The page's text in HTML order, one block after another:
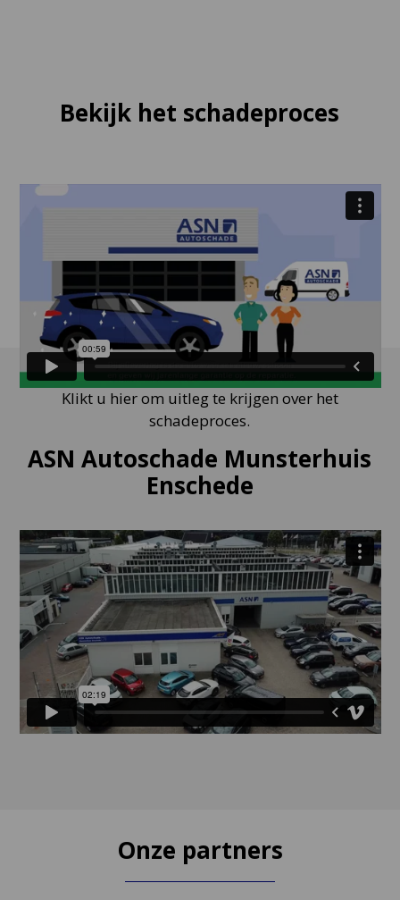
Bekijk het schadeproces
Klikt u hier om uitleg te krijgen over het
schadeproces.
ASN Autoschade Munsterhuis
Enschede
Onze partners